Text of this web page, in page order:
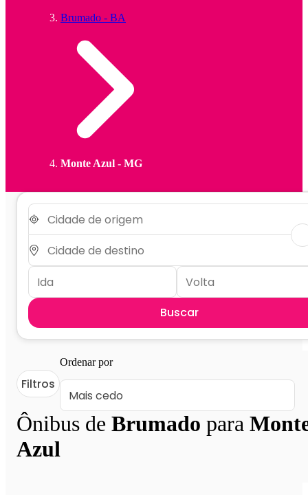
Brumado - BA
Monte Azul - MG
Buscar
Ônibus de Brumado para
Azul
Filtros
Ordenar por